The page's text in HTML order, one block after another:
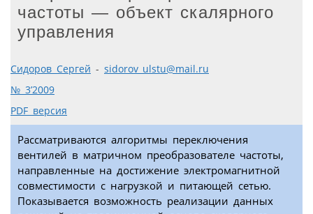
частоты — объект скалярного
управления
Сидоров Сергей - sidorov_ulstu@mail.ru
№ 3’2009
PDF версия
Рассматриваются алгоритмы переключения
вентилей в матричном преобразователе частоты,
направленные на достижение электромагнитной
совместимости с нагрузкой и питающей сетью.
Показывается возможность реализации данных